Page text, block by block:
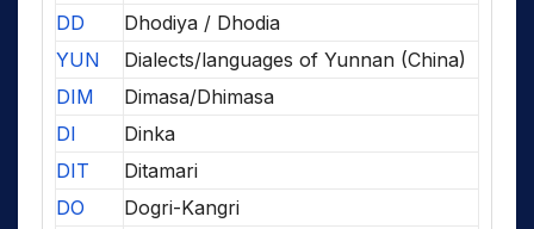
DD
Dhodiya / Dhodia
YUN
Dialects/languages of Yunnan (China)
DIM
Dimasa/Dhimasa
DI
Dinka
DIT
Ditamari
DO
Dogri-Kangri